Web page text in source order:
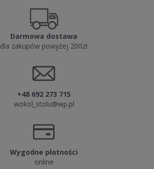
Darmowa dostawa
dla zakupów powyżej 200zł
+48 692 273 715
wokol_stolu@wp.pl
Wygodne płatności
online